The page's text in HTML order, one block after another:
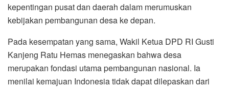
kepentingan pusat dan daerah dalam merumuskan
kebijakan pembangunan desa ke depan.
Pada kesempatan yang sama, Wakil Ketua DPD RI Gusti
Kanjeng Ratu Hemas menegaskan bahwa desa
merupakan fondasi utama pembangunan nasional. Ia
menilai kemajuan Indonesia tidak dapat dilepaskan dari